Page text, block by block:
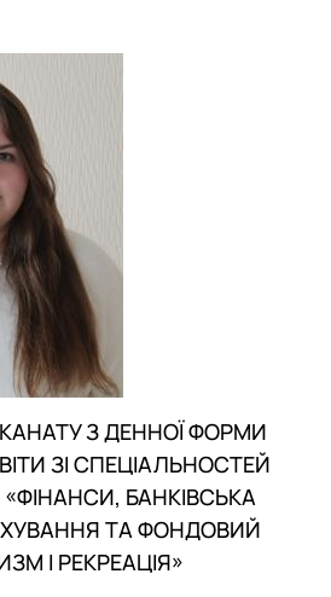
З ДЕННОЇ ФОРМИ
ЗІ СПЕЦІАЛЬНОСТЕЙ
БАНКІВСЬКА
ТА ФОНДОВИЙ
І РЕКРЕАЦІЯ»